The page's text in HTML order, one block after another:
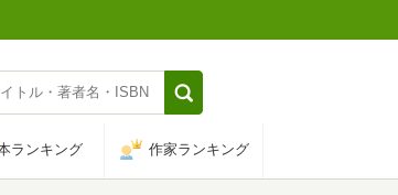
ランキング 作家ランキング